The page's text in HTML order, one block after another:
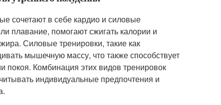
сочетают в себе кардио и силовые
плавание, помогают сжигать калории и
Силовые тренировки, такие как
мышечную массу, что также способствует
Комбинация этих видов тренировок
индивидуальные предпочтения и